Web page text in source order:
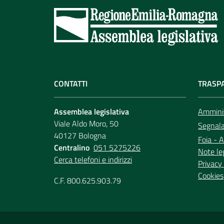
CONTATTI
Assemblea legislativa
Viale Aldo Moro, 50
40127 Bologna
Centralino 051 5275226
Cerca telefoni e indirizzi
C.F. 800.625.903.79
Foia -
Note
Cookies